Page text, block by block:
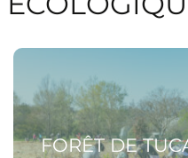
FORÊT DE
Voir la page Forêt de